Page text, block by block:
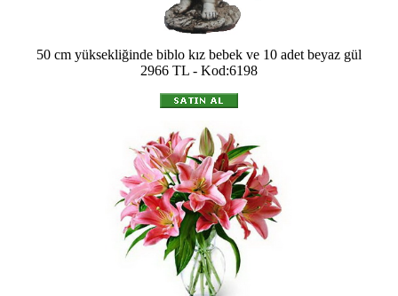
50 cm yüksekliğinde biblo kız bebek ve 10 adet beyaz gül
2966 TL - Kod:6198